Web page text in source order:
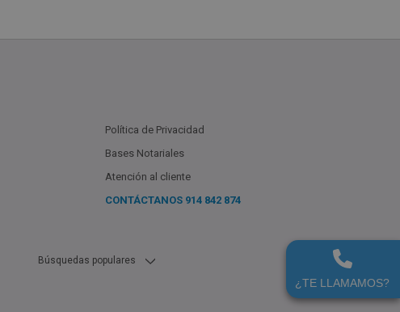
Política de Privacidad
Bases Notariales
Atención al cliente
CONTÁCTANOS 914 842 874
Búsquedas populares